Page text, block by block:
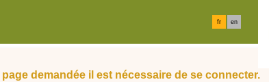
fr en
page demandée il est nécessaire de se connecter.